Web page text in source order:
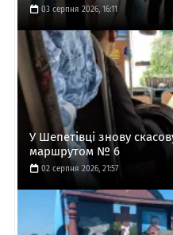
03 серпня 2026, 16:11
У Шепетівці знову
маршрутом № 6
02 серпня 2026, 21:57